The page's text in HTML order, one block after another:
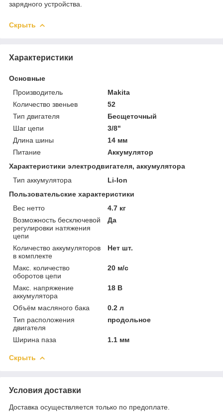
зарядного устройства.
Скрыть
Характеристики
Основные
Производитель
Makita
Количество звеньев
52
Тип двигателя
Бесщеточный
Шаг цепи
3/8"
Длина шины
14 мм
Питание
Аккумулятор
Характеристики электродвигателя, аккумулятора
Тип аккумулятора
Li-Ion
Пользовательские характеристики
Вес нетто
4.7 кг
Возможность бесключевой
регулировки натяжения
цепи
Да
Количество аккумуляторов
в комплекте
Нет шт.
Макс. количество
оборотов цепи
20 м/с
Макс. напряжение
аккумулятора
18 В
Объём масляного бака
0.2 л
Тип расположения
двигателя
продольное
Ширина паза 1.1 мм
Скрыть
Условия доставки
Доставка осуществляется только по предоплате.